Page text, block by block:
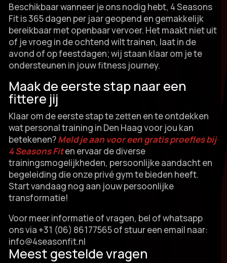
Beschikbaar wanneer je ons nodig hebt, 4 Seasons
Fit is 365 dagen per jaar geopend en gemakkelijk
bereikbaar met openbaar vervoer.​ Het maakt niet uit
of je vroeg in de ochtend wilt trainen, laat in de
avond of op feestdagen; wij staan klaar om je te
ondersteunen in jouw fitness journey.​
Maak de eerste stap naar een
fittere jij
Klaar om de eerste stap te zetten en te ontdekken
wat personal training in Den Haag voor jou kan
betekenen?Meld je aan voor een gratis proefles bij
4 Seasons Fiten ervaar de diverse
trainingsmogelijkheden, persoonlijke aandacht en
begeleiding die onze privé gym te bieden heeft.​
Start vandaag nog aan jouw persoonlijke
transformatie!
Voor meer informatie of vragen, bel of whatsapp
ons via +31 (06) 86177565 of stuur een email naar:
info@4seasonfit.​nl
Meest gestelde vragen